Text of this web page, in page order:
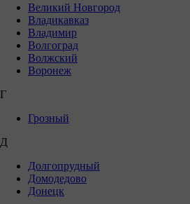
Великий Новгород
Владикавказ
Владимир
Волгоград
Волжский
Воронеж
Г
Грозный
Д
Долгопрудный
Домодедово
Донецк